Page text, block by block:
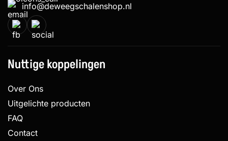
info@deweegschalenshop.nl
Nuttige koppelingen
Over Ons
Uitgelichte producten
FAQ
Contact